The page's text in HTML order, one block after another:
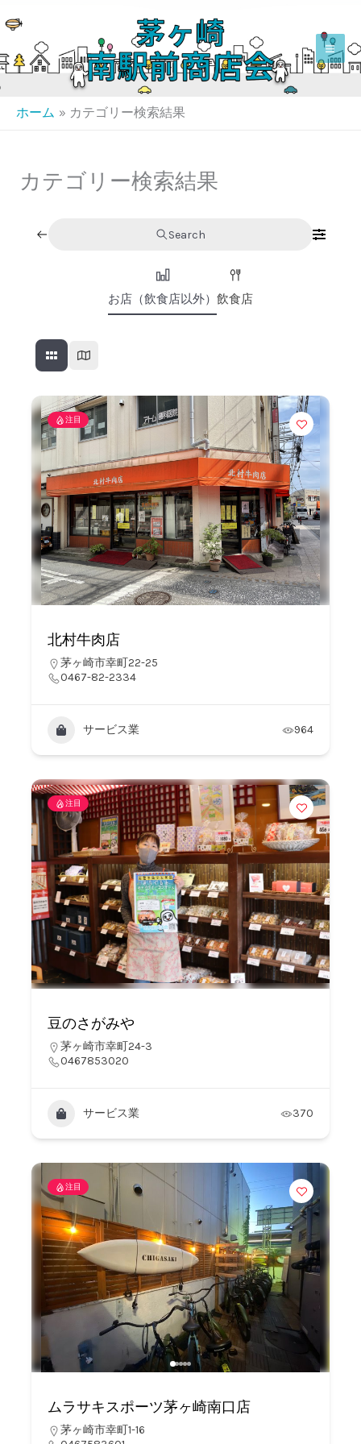
容
を
ス
ホーム カテゴリー検索結果
カテゴリー検索結果
Search
お店（飲食店以外） 飲食店
注目
北村牛肉店
茅ヶ崎市幸町22-25
0467-82-2334
サービス業 964
注目
豆のさがみや
茅ヶ崎市幸町24-3
0467853020
サービス業 370
注目
ムラサキスポーツ茅ヶ崎南口店
茅ヶ崎市幸町1-16